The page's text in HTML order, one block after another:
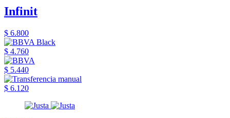
Infinit
$ 6.800
$ 4.760
$ 5.440
$ 6.120